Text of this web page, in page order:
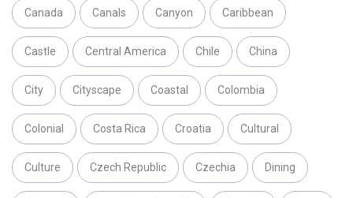
Canada Canals Canyon Caribbean
Castle Central America Chile China
City Cityscape Coastal Colombia
Colonial Costa Rica Croatia Cultural
Culture Czech Republic Czechia Dining